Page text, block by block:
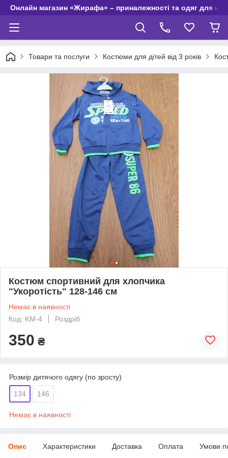
Онлайн магазин «Жирафа» – приналежності та одяг для
Товари та послуги Костюми для дітей від 3 років
Костюм спортивний для хлопчика
"Укоротість" 128-146 см
Немає в наявності
Код: KM-4
Роздріб
350 ₴
Розмір дитячого одягу (по зросту)
134 146
Немає в наявності
Опис Характеристики Доставка Оплата Умови